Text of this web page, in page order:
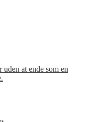
at ende som en